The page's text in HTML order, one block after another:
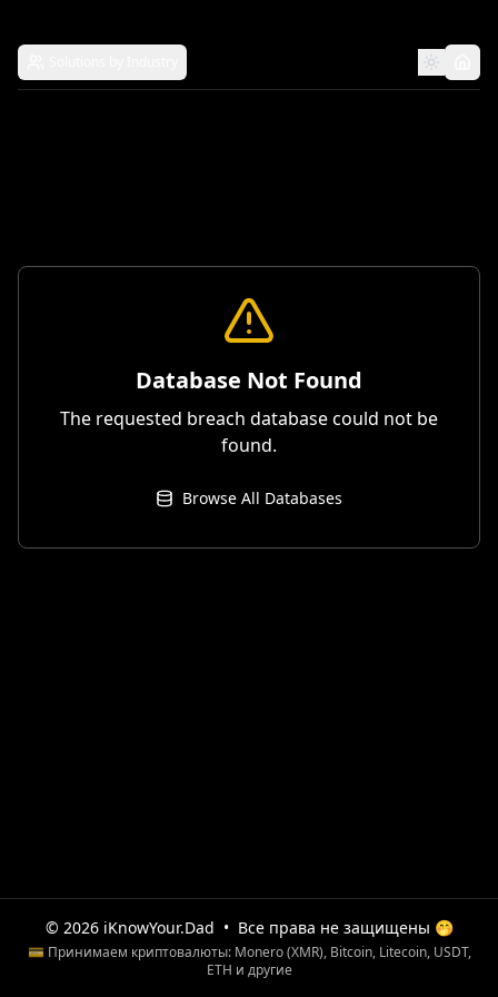
Database Not Found
The requested breach database could not be
found.
Browse All Databases
© 2026 iKnowYour.Dad • Все права не защищены 🤭
💳 Принимаем криптовалюты: Monero (XMR), Bitcoin, Litecoin, USDT,
ETH и другие